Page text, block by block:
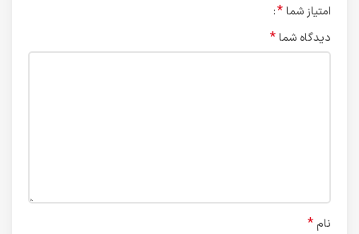
امتیاز شما*
دیدگاه شما*
نام *